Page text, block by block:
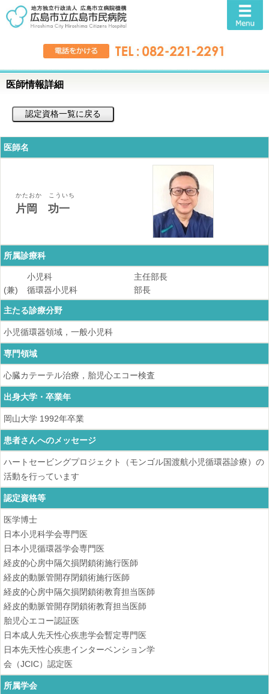
医師情報詳細
医師名
かたおか こういち
片岡 功一
所属診療科
小児科
主任部長
(兼)
循環器小児科 部長
主たる診療分野
小児循環器領域，一般小児科
専門領域
心臓カテーテル治療，胎児心エコー検査
出身大学・卒業年
岡山大学 1992年卒業
患者さんへのメッセージ
ハートセービングプロジェクト（モンゴル国渡航小児循環器診療）の
活動を行っています
認定資格等
医学博士
日本小児科学会専門医
日本小児循環器学会専門医
経皮的心房中隔欠損閉鎖術施行医師
経皮的動脈管開存閉鎖術施行医師
経皮的心房中隔欠損閉鎖術教育担当医師
経皮的動脈管開存閉鎖術教育担当医師
胎児心エコー認証医
日本成人先天性心疾患学会暫定専門医
日本先天性心疾患インターベンション学
会（JCIC）認定医
所属学会